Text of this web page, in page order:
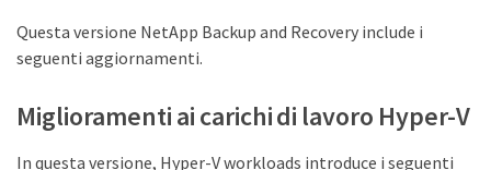
Questa versione NetApp Backup and Recovery include i
seguenti aggiornamenti.
Miglioramenti ai carichi di lavoro Hyper-V
In questa versione, Hyper-V workloads introduce i seguenti